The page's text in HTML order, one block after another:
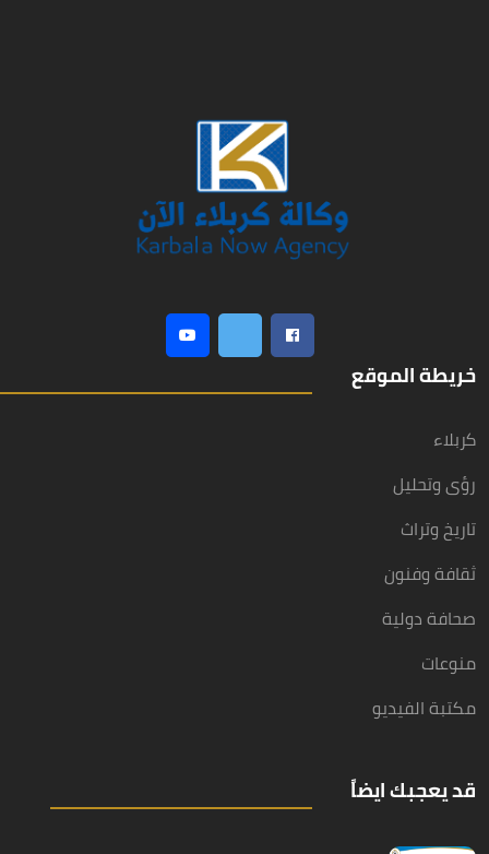
خريطة الموقع
كربلاء
رؤى وتحليل
تاريخ وتراث
ثقافة وفنون
صحافة دولية
منوعات
مكتبة الفيديو
قد يعجبك ايضاً